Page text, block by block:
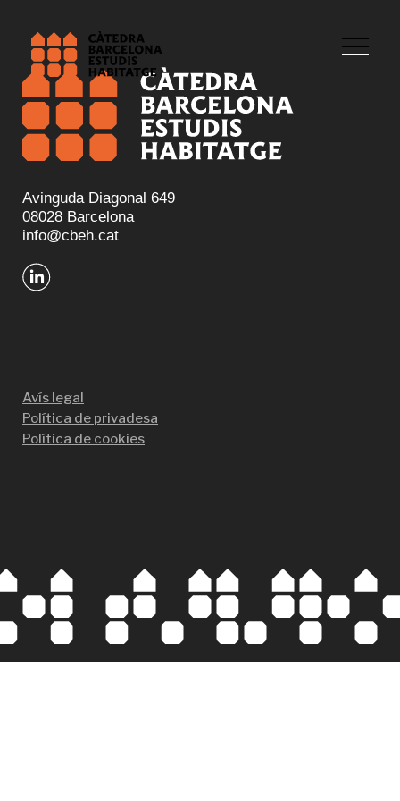
Avinguda Diagonal 649
08028 Barcelona
info@cbeh.cat
Avís legal
Política de privadesa
Política de cookies